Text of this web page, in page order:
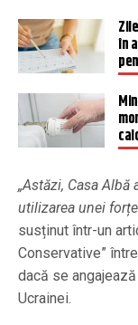
în
„Astăzi, Casa
utilizarea unei
susținut într-un
Conservative”
dacă se
Ucrainei.